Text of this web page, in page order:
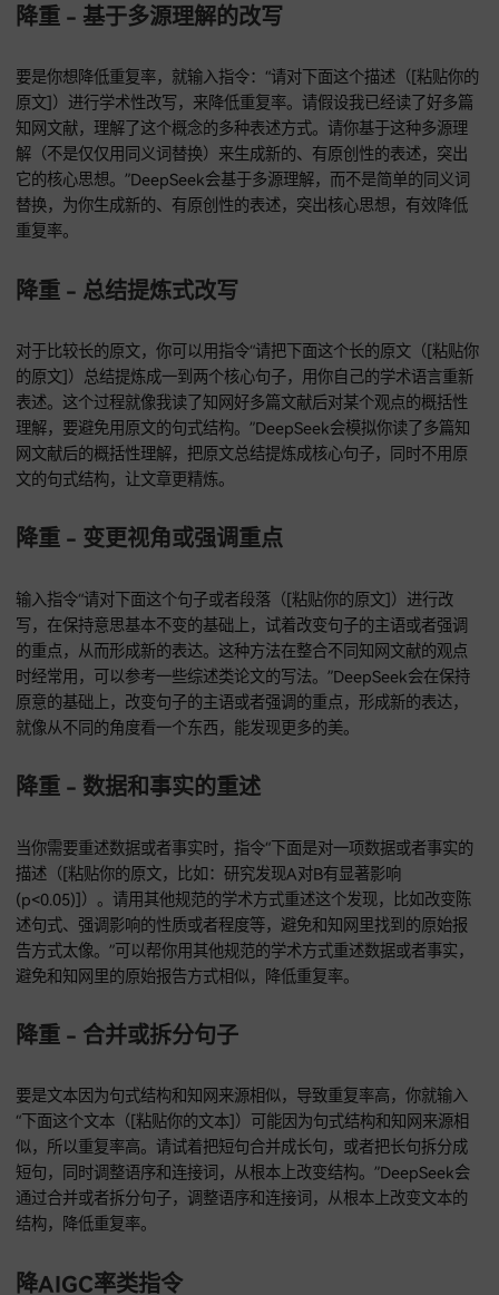
当段落之间或者段落内部的逻辑衔接不流畅时，指令“下面这个
逻辑衔接上不太顺畅。请添加或者修改过渡词、短语或者句子
文本的连贯性和逻辑性更强。请参考知网论文里常用的逻辑连
和转承方式。”就能派上用场。DeepSeek会参考知网论文里常
逻辑连接词和转承方式，给你的文章加上合适的过渡词、短语
句子，让文章的逻辑更连贯，就像给一座桥加上坚固的桥墩。
要是你想降低重复率，就输入指令：“请对下面这个描述（[粘
原文]）进行学术性改写，来降低重复率。请假设我已经读了好
知网文献，理解了这个概念的多种表述方式。请你基于这种多
解（不是仅仅用同义词替换）来生成新的、有原创性的表述，
替换，为你生成新的、有原创性的表述，突出核心思想，有效
降重 - 总结提炼式改写
对于比较长的原文，你可以用指令“请把下面这个长的原文（[
的原文]）总结提炼成一到两个核心句子，用你自己的学术语言
理解，要避免用原文的句式结构。”DeepSeek会模拟你读了多
降重 - 变更视角或强调重点
输入指令“请对下面这个句子或者段落（[粘贴你的原文]）进行
的重点，从而形成新的表达。这种方法在整合不同知网文献的
时经常用，可以参考一些综述类论文的写法。”DeepSeek会在
就像从不同的角度看一个东西，能发现更多的美。
降重 - 数据和事实的重述
描述（[粘贴你的原文，比如：研究发现A对B有显著影响